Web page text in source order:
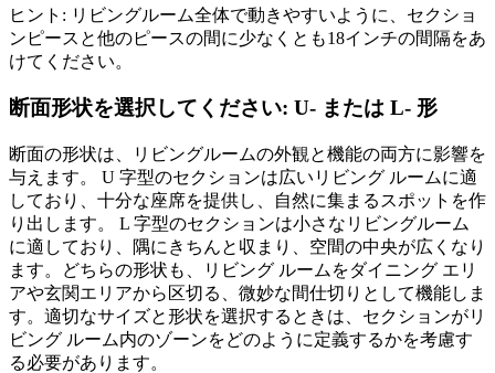
ヒント: リビングルーム全体で動きやすいように、セクショ
ンピースと他のピースの間に少なくとも18インチの間隔をあ
けてください。
断面形状を選択してください: U- または L- 形
断面の形状は、リビングルームの外観と機能の両方に影響を
与えます。 U 字型のセクションは広いリビング ルームに適
しており、十分な座席を提供し、自然に集まるスポットを作
り出します。 L 字型のセクションは小さなリビングルーム
に適しており、隅にきちんと収まり、空間の中央が広くなり
ます。どちらの形状も、リビング ルームをダイニング エリ
アや玄関エリアから区切る、微妙な間仕切りとして機能しま
す。適切なサイズと形状を選択するときは、セクションがリ
ビング ルーム内のゾーンをどのように定義するかを考慮す
る必要があります。